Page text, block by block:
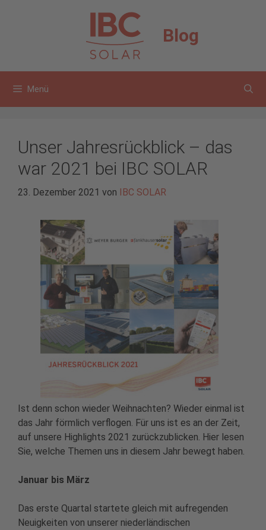
Blog
Menü
Unser Jahresrückblick – das
war 2021 bei IBC SOLAR
23. Dezember 2021 von IBC SOLAR
Ist denn schon wieder Weihnachten? Wieder einmal ist
das Jahr förmlich verflogen. Für uns ist es an der Zeit,
auf unsere Highlights 2021 zurückzublicken. Hier lesen
Sie, welche Themen uns in diesem Jahr bewegt haben.
Januar bis März
Das erste Quartal startete gleich mit aufregenden
Neuigkeiten von unserer niederländischen